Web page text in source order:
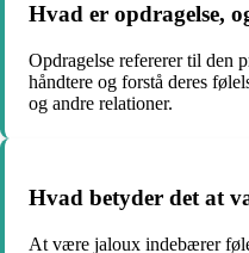
Hvad er opdragelse,
Opdragelse refererer til den
håndtere og forstå deres
og andre relationer.
Hvad betyder det at
At være jaloux indebærer